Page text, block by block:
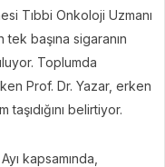
Tıbbi Onkoloji Uzmanı
başına sigaranın
Toplumda
Prof. Dr. Yazar, erken
belirtiyor.
kapsamında,